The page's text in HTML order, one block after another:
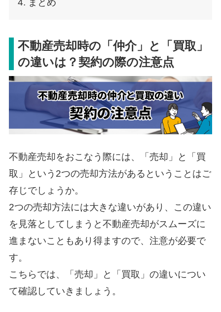
4. まとめ
不動産売却時の「仲介」と「買取」
の違いは？契約の際の注意点
不動産売却をおこなう際には、「売却」と「買
取」という2つの売却方法があるということはご
存じでしょうか。
2つの売却方法には大きな違いがあり、この違い
を見落としてしまうと不動産売却がスムーズに
進まないこともあり得ますので、注意が必要で
す。
こちらでは、「売却」と「買取」の違いについ
て確認していきましょう。